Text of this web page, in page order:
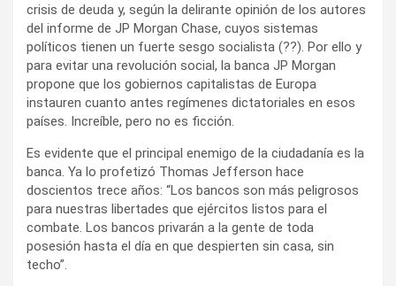
crisis de deuda y, según la delirante opinión de los autores
del informe de JP Morgan Chase, cuyos sistemas
políticos tienen un fuerte sesgo socialista (??). Por ello y
para evitar una revolución social, la banca JP Morgan
propone que los gobiernos capitalistas de Europa
instauren cuanto antes regímenes dictatoriales en esos
países. Increíble, pero no es ficción.
Es evidente que el principal enemigo de la ciudadanía es la
banca. Ya lo profetizó Thomas Jefferson hace
doscientos trece años: “Los bancos son más peligrosos
para nuestras libertades que ejércitos listos para el
combate. Los bancos privarán a la gente de toda
posesión hasta el día en que despierten sin casa, sin
techo”.